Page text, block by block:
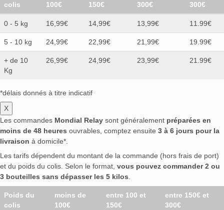
colis
100€
150€
300€
300€
0 - 5 kg 16,99€ 14,99€ 13,99€ 11.99€
5 - 10 kg 24,99€ 22,99€ 21,99€ 19.99€
+ de 10
Kg
26,99€ 24,99€ 23,99€ 21.99€
*délais donnés à titre indicatif
X
Les commandes Mondial Relay sont généralement préparées en
moins de 48 heures ouvrables, comptez ensuite 3 à 6 jours pour la
livraison à domicile*.
Les tarifs dépendent du montant de la commande (hors frais de port)
et du poids du colis. Selon le format, vous pouvez commander 2 ou
3 bouteilles sans dépasser les 5 kilos
Poids du
colis
moins de
100€
entre 100 et
150€
entre 150€ et
300€